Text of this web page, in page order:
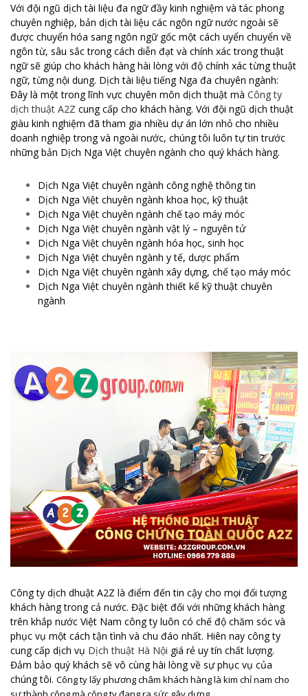
Với đội ngũ dịch tài liệu đa ngữ đầy kinh nghiệm và tác phong
chuyên nghiệp, bản dịch tài liệu các ngôn ngữ nước ngoài sẽ
được chuyển hóa sang ngôn ngữ gốc một cách uyển chuyển về
ngôn từ, sâu sắc trong cách diễn đạt và chính xác trong thuật
ngữ sẽ giúp cho khách hàng hài lòng với độ chính xác từng thuật
ngữ, từng nội dung. Dịch tài liệu tiếng Nga đa chuyên ngành:
Đây là một trong lĩnh vực chuyên môn dịch thuật mà Công ty
dịch thuật A2Z cung cấp cho khách hàng. Với đội ngũ dịch thuật
giàu kinh nghiệm đã tham gia nhiều dự án lớn nhỏ cho nhiều
doanh nghiệp trong và ngoài nước, chúng tôi luôn tự tin trước
những bản Dịch Nga Việt chuyên ngành cho quý khách hàng.
Dịch Nga Việt chuyên ngành công nghệ thông tin
Dịch Nga Việt chuyên ngành khoa học, kỹ thuật
Dịch Nga Việt chuyên ngành chế tạo máy móc
Dịch Nga Việt chuyên ngành vật lý – nguyên tử
Dịch Nga Việt chuyên ngành hóa học, sinh học
Dịch Nga Việt chuyên ngành y tế, dược phẩm
Dịch Nga Việt chuyên ngành xây dựng, chế tạo máy móc
Dịch Nga Việt chuyên ngành thiết kế kỹ thuật chuyên
ngành
Công ty dịch dhuật A2Z là điểm đến tin cậy cho mọi đối tượng
khách hàng trong cả nước. Đặc biệt đối với những khách hàng
trên khắp nước Việt Nam công ty luôn có chế độ chăm sóc và
phục vụ một cách tận tình và chu đáo nhất. Hiên nay công ty
cung cấp dịch vụ Dịch thuật Hà Nội giá rẻ uy tín chất lượng.
Đảm bảo quý khách sẽ vô cùng hài lòng về sự phục vụ của
chúng tôi. Công ty lấy phương châm khách hàng là kim chỉ nam cho